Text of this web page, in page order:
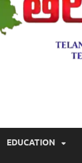
, తాజా వార్తలు ,
EDUCATION